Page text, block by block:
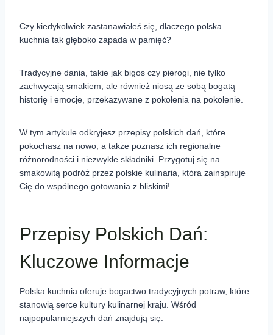
Czy kiedykolwiek zastanawiałeś się, dlaczego polska
kuchnia tak głęboko zapada w pamięć?
Tradycyjne dania, takie jak bigos czy pierogi, nie tylko
zachwycają smakiem, ale również niosą ze sobą bogatą
historię i emocje, przekazywane z pokolenia na pokolenie.
W tym artykule odkryjesz przepisy polskich dań, które
pokochasz na nowo, a także poznasz ich regionalne
różnorodności i niezwykłe składniki. Przygotuj się na
smakowitą podróż przez polskie kulinaria, która zainspiruje
Cię do wspólnego gotowania z bliskimi!
Przepisy Polskich Dań:
Kluczowe Informacje
Polska kuchnia oferuje bogactwo tradycyjnych potraw, które
stanowią serce kultury kulinarnej kraju. Wśród
najpopularniejszych dań znajdują się: